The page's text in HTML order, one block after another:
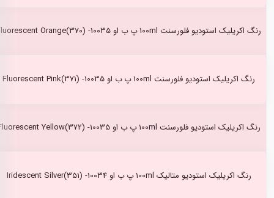
رنگ اکریلیک استودیو فلورسنت 100ml پ ب او Fluorescent Orange(370) -10035
رنگ اکریلیک استودیو فلورسنت 100ml پ ب او Fluorescent Pink(371) -10035
رنگ اکریلیک استودیو فلورسنت 100ml پ ب او Fluorescent Yellow(372) -10035
رنگ اکریلیک استودیو متالیک 100ml پ ب او Iridescent Silver(351) -10034